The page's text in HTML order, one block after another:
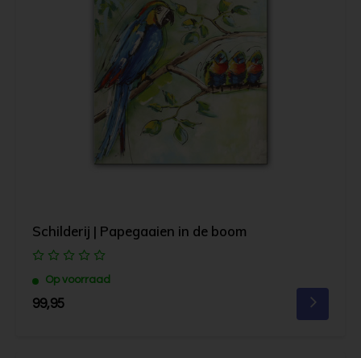
Schilderij | Papegaaien in de boom
Op voorraad
99,95